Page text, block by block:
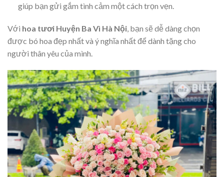
giúp bạn gửi gắm tình cảm một cách trọn vẹn.
Với hoa tươi Huyện Ba Vì Hà Nội, bạn sẽ dễ dàng chọn
được bó hoa đẹp nhất và ý nghĩa nhất để dành tặng cho
người thân yêu của mình.